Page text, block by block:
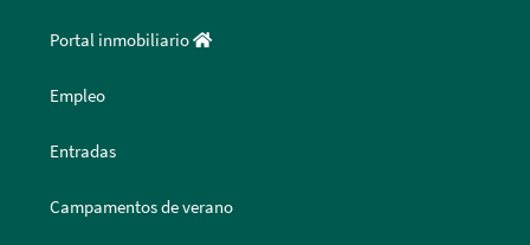
Portal inmobiliario
Empleo
Entradas
Campamentos de verano